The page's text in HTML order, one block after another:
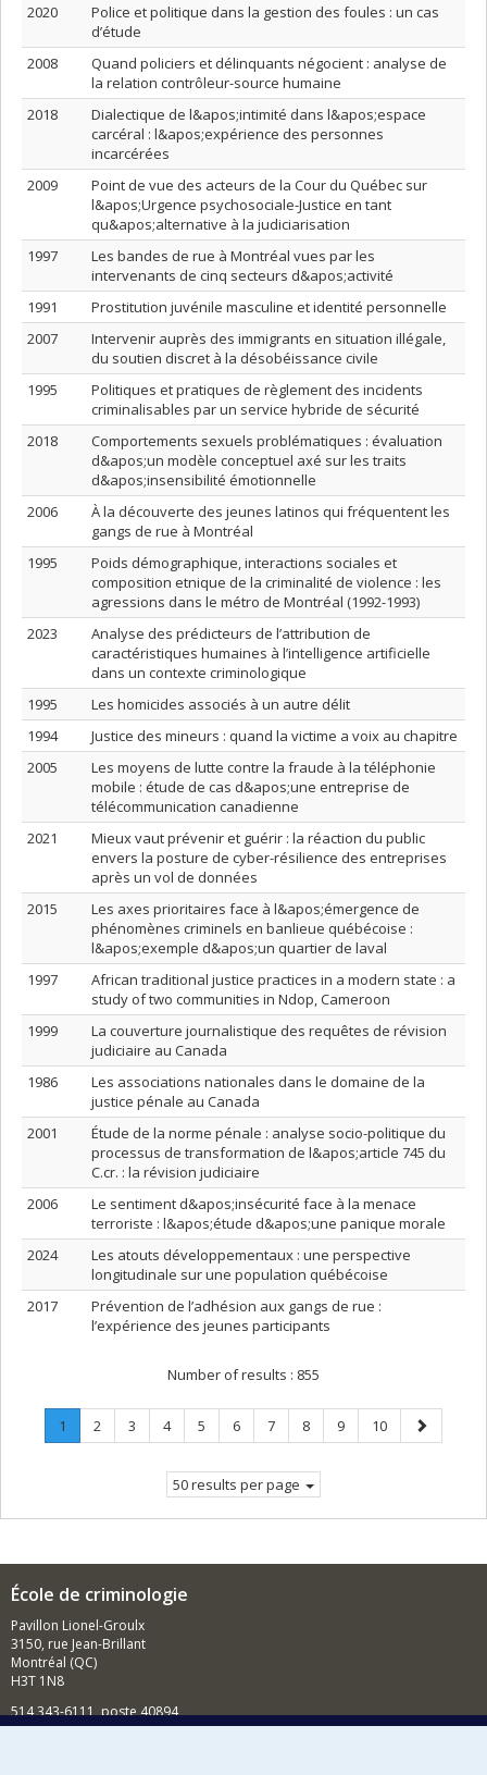
2020
Police et politique dans la gestion des foules : un cas
d’étude
2008
Quand policiers et délinquants négocient : analyse de
la relation contrôleur-source humaine
2018
Dialectique de l&apos;intimité dans l&apos;espace
carcéral : l&apos;expérience des personnes
incarcérées
2009
Point de vue des acteurs de la Cour du Québec sur
l&apos;Urgence psychosociale-Justice en tant
qu&apos;alternative à la judiciarisation
1997
Les bandes de rue à Montréal vues par les
intervenants de cinq secteurs d&apos;activité
1991
Prostitution juvénile masculine et identité personnelle
2007
Intervenir auprès des immigrants en situation illégale,
du soutien discret à la désobéissance civile
1995
Politiques et pratiques de règlement des incidents
criminalisables par un service hybride de sécurité
2018
Comportements sexuels problématiques : évaluation
d&apos;un modèle conceptuel axé sur les traits
d&apos;insensibilité émotionnelle
2006
À la découverte des jeunes latinos qui fréquentent les
gangs de rue à Montréal
1995
Poids démographique, interactions sociales et
composition etnique de la criminalité de violence : les
agressions dans le métro de Montréal (1992-1993)
2023
Analyse des prédicteurs de l’attribution de
caractéristiques humaines à l’intelligence artificielle
dans un contexte criminologique
1995
Les homicides associés à un autre délit
1994
Justice des mineurs : quand la victime a voix au chapitre
2005
Les moyens de lutte contre la fraude à la téléphonie
mobile : étude de cas d&apos;une entreprise de
télécommunication canadienne
2021
Mieux vaut prévenir et guérir : la réaction du public
envers la posture de cyber-résilience des entreprises
après un vol de données
2015
Les axes prioritaires face à l&apos;émergence de
phénomènes criminels en banlieue québécoise :
l&apos;exemple d&apos;un quartier de laval
1997
African traditional justice practices in a modern state : a
study of two communities in Ndop, Cameroon
1999
La couverture journalistique des requêtes de révision
judiciaire au Canada
1986
Les associations nationales dans le domaine de la
justice pénale au Canada
2001
Étude de la norme pénale : analyse socio-politique du
processus de transformation de l&apos;article 745 du
C.cr. : la révision judiciaire
2006
Le sentiment d&apos;insécurité face à la menace
terroriste : l&apos;étude d&apos;une panique morale
2024
Les atouts développementaux : une perspective
longitudinale sur une population québécoise
2017
Prévention de l’adhésion aux gangs de rue :
l’expérience des jeunes participants
Number of results : 855
Page
1
Current
Page
2 Page
3 Page
4 Page
5 Page
6 Page
7 Page
8 Page
9 Page
10
Next
page
50 results per page
École de criminologie
Pavillon Lionel-Groulx
3150, rue Jean-Brillant
Montréal (QC)
H3T 1N8
514 343-6111, poste 40894